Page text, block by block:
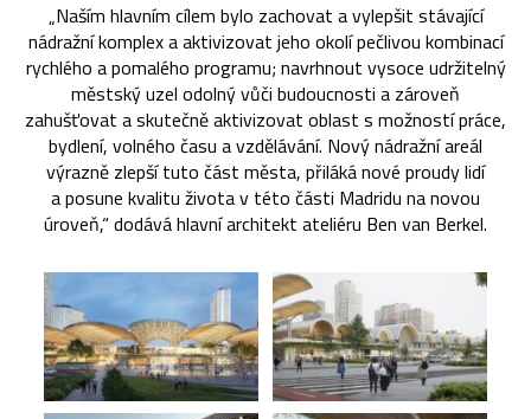
„Naším hlavním cílem bylo zachovat a vylepšit stávající
nádražní komplex a aktivizovat jeho okolí pečlivou kombinací
rychlého a pomalého programu; navrhnout vysoce udržitelný
městský uzel odolný vůči budoucnosti a zároveň
zahušťovat a skutečně aktivizovat oblast s možností práce,
bydlení, volného času a vzdělávání. Nový nádražní areál
výrazně zlepší tuto část města, přiláká nové proudy lidí
a posune kvalitu života v této části Madridu na novou
úroveň,“ dodává hlavní architekt ateliéru Ben van Berkel.